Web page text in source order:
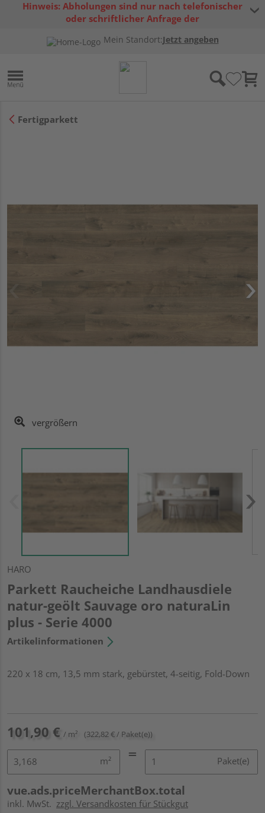
Hinweis: Abholungen sind nur nach telefonischer
oder schriftlicher Anfrage der
Mein Standort:Jetzt angeben
Fertigparkett
vergrößern
HARO
Parkett Raucheiche Landhausdiele
natur-geölt Sauvage oro naturaLin
plus - Serie 4000
Artikelinformationen
220 x 18 cm, 13,5 mm stark, gebürstet, 4-seitig, Fold-Down
101,90 € / m² (322,82 € / Paket(e))
m² Paket(e)
vue.ads.priceMerchantBox.total
inkl. MwSt. zzgl. Versandkosten für Stückgut